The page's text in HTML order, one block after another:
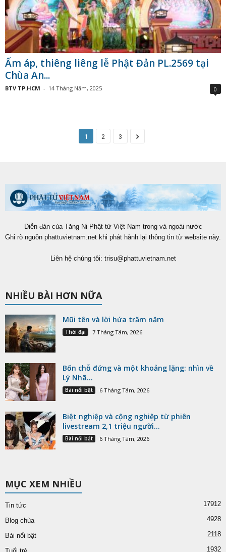
Ấm áp, thiêng liêng lễ Phật Đản PL.2569 tại
Chùa An...
BTV TP.HCM - 14 Tháng Năm, 2025 0
1 2 3
Diễn đàn của Tăng Ni Phật tử Việt Nam trong và ngoài nước
Ghi rõ nguồn phattuvietnam.net khi phát hành lại thông tin từ website này.
Liên hệ chúng tôi: trisu@phattuvietnam.net
NHIỀU BÀI HƠN NỮA
Mũi tên và lời hứa trăm năm
Thời đại 7 Tháng Tám, 2026
Bốn chỗ đứng và một khoảng lặng: nhìn về
Lý Nhã...
Bài nổi bật 6 Tháng Tám, 2026
Biệt nghiệp và cộng nghiệp từ phiên
livestream 2,1 triệu người...
Bài nổi bật 6 Tháng Tám, 2026
MỤC XEM NHIỀU
Tin tức 17912
Blog chùa 4928
Bài nổi bật 2118
1932